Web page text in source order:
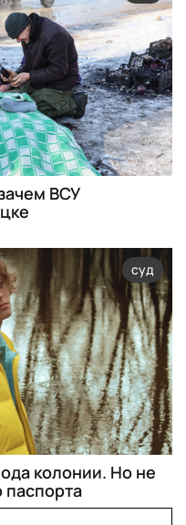
ВСУ
суд
колонии. Но не
паспорта